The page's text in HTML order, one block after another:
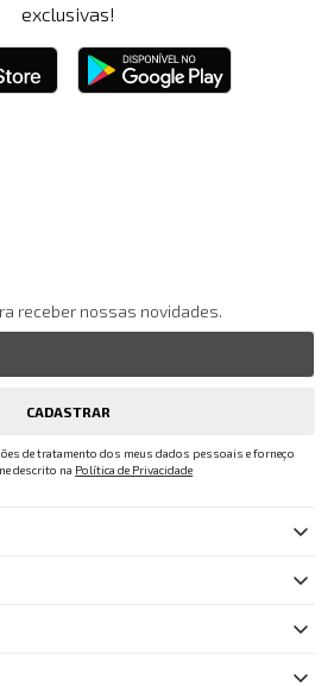
exclusivas!
receber nossas novidades.
CADASTRAR
de tratamento dos meus dados pessoais e forneço
descrito na Política de Privacidade